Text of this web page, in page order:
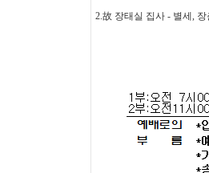
2.故 장태실 집사 - 별세,